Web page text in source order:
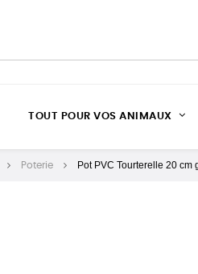
TOUT POUR VOS ANIMAUX
Poterie Pot PVC Tourterelle 20 cm